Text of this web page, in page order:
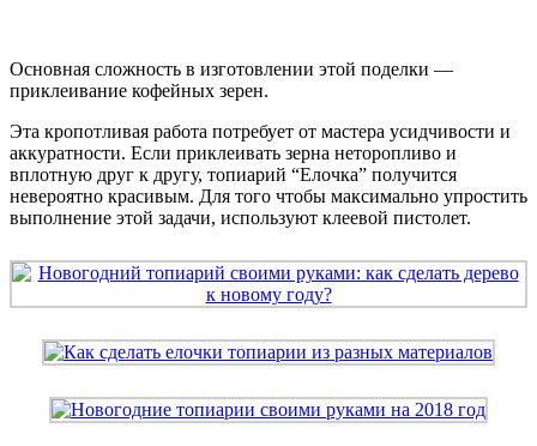
Основная сложность в изготовлении этой поделки —
приклеивание кофейных зерен.
Эта кропотливая работа потребует от мастера усидчивости и
аккуратности. Если приклеивать зерна неторопливо и
вплотную друг к другу, топиарий “Елочка” получится
невероятно красивым. Для того чтобы максимально упростить
выполнение этой задачи, используют клеевой пистолет.